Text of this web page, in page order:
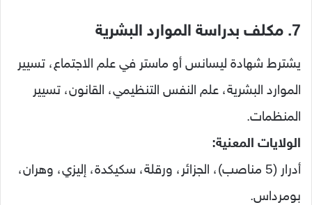
7. مكلف بدراسة الموارد البشرية
يشترط شهادة ليسانس أو ماستر في علم الاجتماع، تسيير
الموارد البشرية، علم النفس التنظيمي، القانون، تسيير
المنظمات.
الولايات المعنية:
أدرار (5 مناصب)، الجزائر، ورقلة، سكيكدة، إليزي، وهران،
بومرداس.